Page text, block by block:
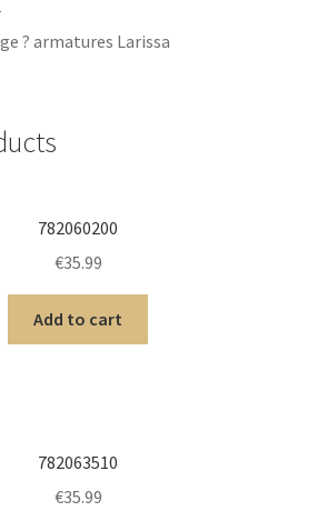
? armatures Larissa
782060200
€35.99
Add to cart
782063510
€35.99